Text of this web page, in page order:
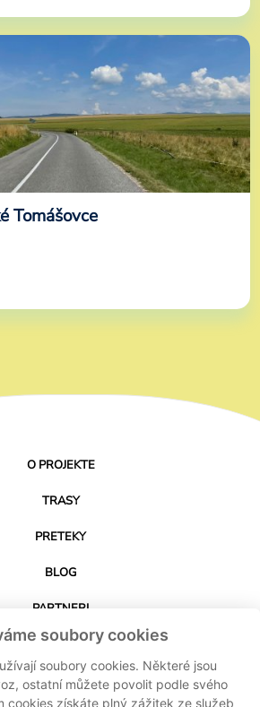
soubory cookies
soubory cookies. Některé jsou
ostatní můžete povolit podle svého
cookies získáte plný zážitek ze služeb
Tomášovce
O PROJEKTE
TRASY
PRETEKY
BLOG
PARTNERI
KONTAKT
STIAHNUŤ APLIKÁCIU